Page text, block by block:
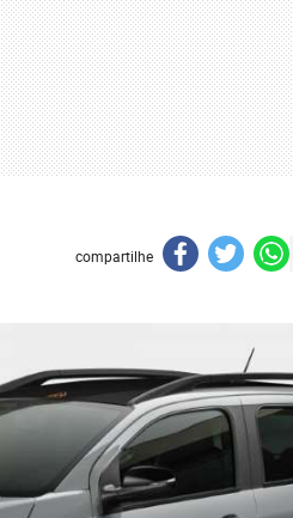
compartilhe